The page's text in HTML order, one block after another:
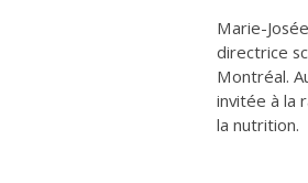
Marie-
directrice
Montréal.
invitée à la
la nutrition.